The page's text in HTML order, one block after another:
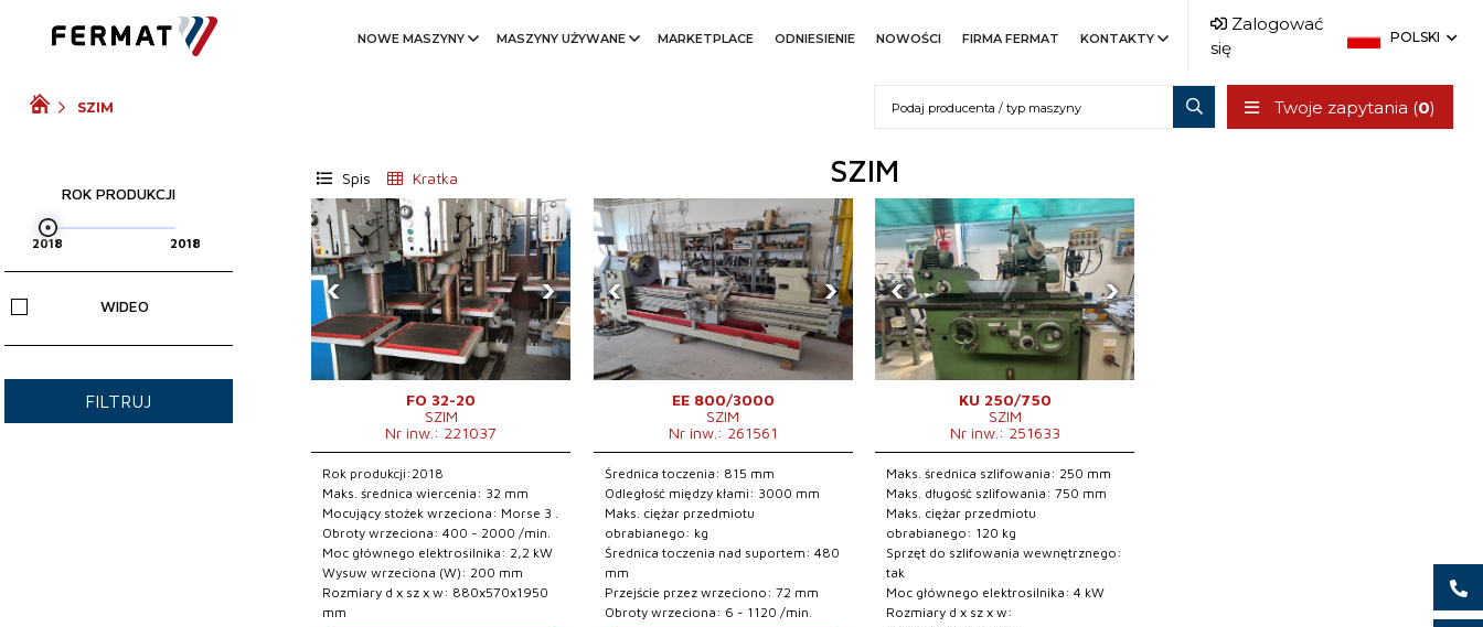
NOWE MASZYNY MASZYNY UŻYWANE MARKETPLACE ODNIESIENIE NOWOŚCI FIRMA FERMAT KONTAKTY
Zalogować
się
POLSKI
SZIM Twoje zapytania (0)
ROK PRODUKCJI
WIDEO
FILTRUJ
Spis Kratka SZIM
‹ ›
FO 32-20
SZIM
Nr inw.: 221037
Rok produkcji:2018
Maks. średnica wiercenia: 32 mm
Mocujący stożek wrzeciona: Morse 3 .
Obroty wrzeciona: 400 - 2000 /min.
Moc głównego elektrosilnika: 2,2 kW
Wysuw wrzeciona (W): 200 mm
Rozmiary d x sz x w: 880x570x1950
mm
‹ ›
EE 800/3000
SZIM
Nr inw.: 261561
Średnica toczenia: 815 mm
Odległość między kłami: 3000 mm
Maks. ciężar przedmiotu
obrabianego: kg
Średnica toczenia nad suportem: 480
mm
Przejście przez wrzeciono: 72 mm
Obroty wrzeciona: 6 - 1120 /min.
‹ ›
KU 250/750
SZIM
Nr inw.: 251633
Maks. średnica szlifowania: 250 mm
Maks. długość szlifowania: 750 mm
Maks. ciężar przedmiotu
obrabianego: 120 kg
Sprzęt do szlifowania wewnętrznego:
tak
Moc głównego elektrosilnika: 4 kW
Rozmiary d x sz x w: